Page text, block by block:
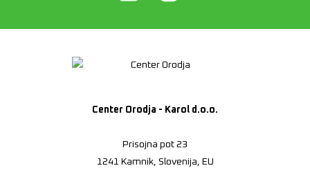
Center Orodja - Karol d.o.o.
Prisojna pot 23
1241 Kamnik, Slovenija, EU